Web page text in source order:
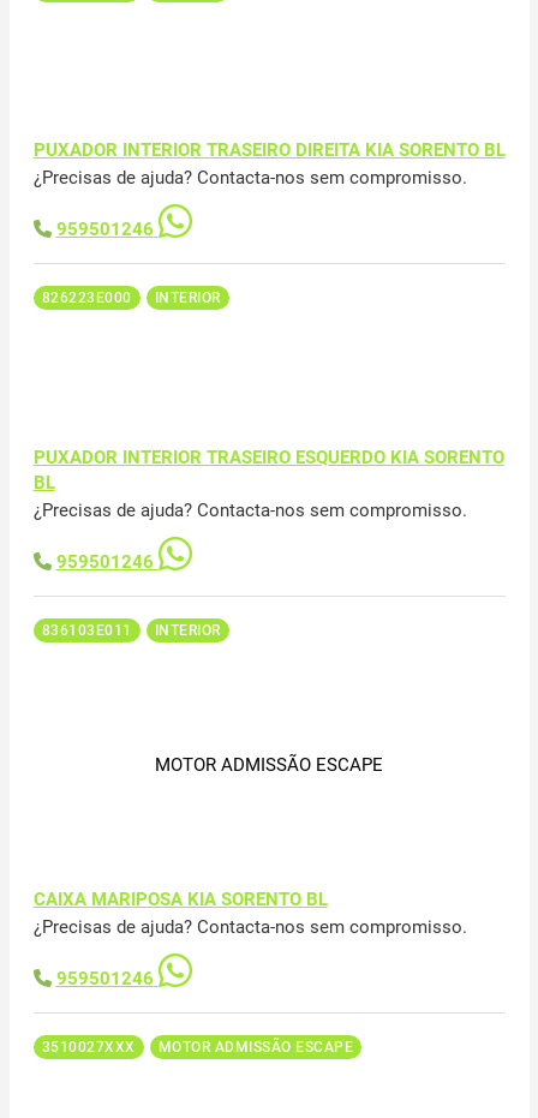
PUXADOR INTERIOR TRASEIRO DIREITA KIA SORENTO BL
¿Precisas de ajuda? Contacta-nos sem compromisso.
959501246
826223E000 INTERIOR
PUXADOR INTERIOR TRASEIRO ESQUERDO KIA SORENTO
BL
¿Precisas de ajuda? Contacta-nos sem compromisso.
959501246
836103E011 INTERIOR
MOTOR ADMISSÃO ESCAPE
CAIXA MARIPOSA KIA SORENTO BL
¿Precisas de ajuda? Contacta-nos sem compromisso.
959501246
3510027XXX MOTOR ADMISSÃO ESCAPE